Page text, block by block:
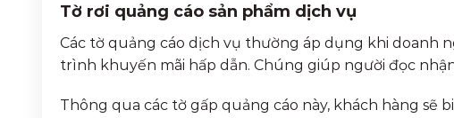
Tờ rơi quảng cáo sản phẩm dịch vụ
Các tờ quảng cáo dịch vụ thường áp dụng khi doanh
trình khuyến mãi hấp dẫn. Chúng giúp người đọc
Thông qua các tờ gấp quảng cáo này, khách hàng sẽ